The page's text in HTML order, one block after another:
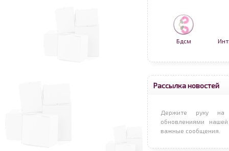
Бдсм
Рассылка новостей
Держите руку на
обновлениями
важные сообщения.